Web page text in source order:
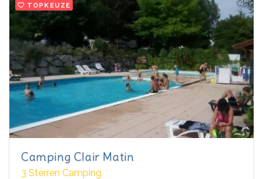
TOPKEUZE
Camping Clair Matin
3 Sterren Camping